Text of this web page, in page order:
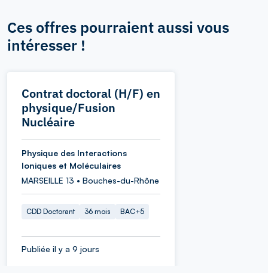
Ces offres pourraient aussi vous
intéresser !
Contrat doctoral (H/F) en
physique/Fusion
Nucléaire
Physique des Interactions
Ioniques et Moléculaires
MARSEILLE 13 • Bouches-du-Rhône
CDD Doctorant 36 mois BAC+5
Publiée il y a 9 jours